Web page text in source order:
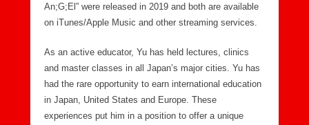
An;G;El” were released in 2019 and both are available
on iTunes/Apple Music and other streaming services.
As an active educator, Yu has held lectures, clinics
and master classes in all Japan’s major cities. Yu has
had the rare opportunity to earn international education
in Japan, United States and Europe. These
experiences put him in a position to offer a unique